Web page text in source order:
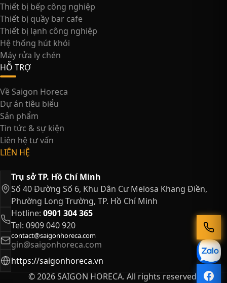
Thiết bị bếp công nghiệp
Thiết bị quầy bar cafe
Thiết bị lạnh công nghiệp
Hệ thống hút khói
Máy rửa ly chén
HỖ TRỢ
Về Saigon Horeca
Dự án tiêu biểu
Sản phẩm
Tin tức & sự kiện
Liên hệ tư vấn
LIÊN HỆ
Trụ sở TP. Hồ Chí Minh
Số 40 Đường Số 6, Khu Dân Cư Melosa Khang Điền,
Phường Long Trường, TP. Hồ Chí Minh
Hotline: 0901 304 365
Tel: 0909 040 920
contact@saigonhoreca.com
gin@saigonhoreca.com
https://saigonhoreca.vn
© 2026 SAIGON HORECA. All rights reserved.